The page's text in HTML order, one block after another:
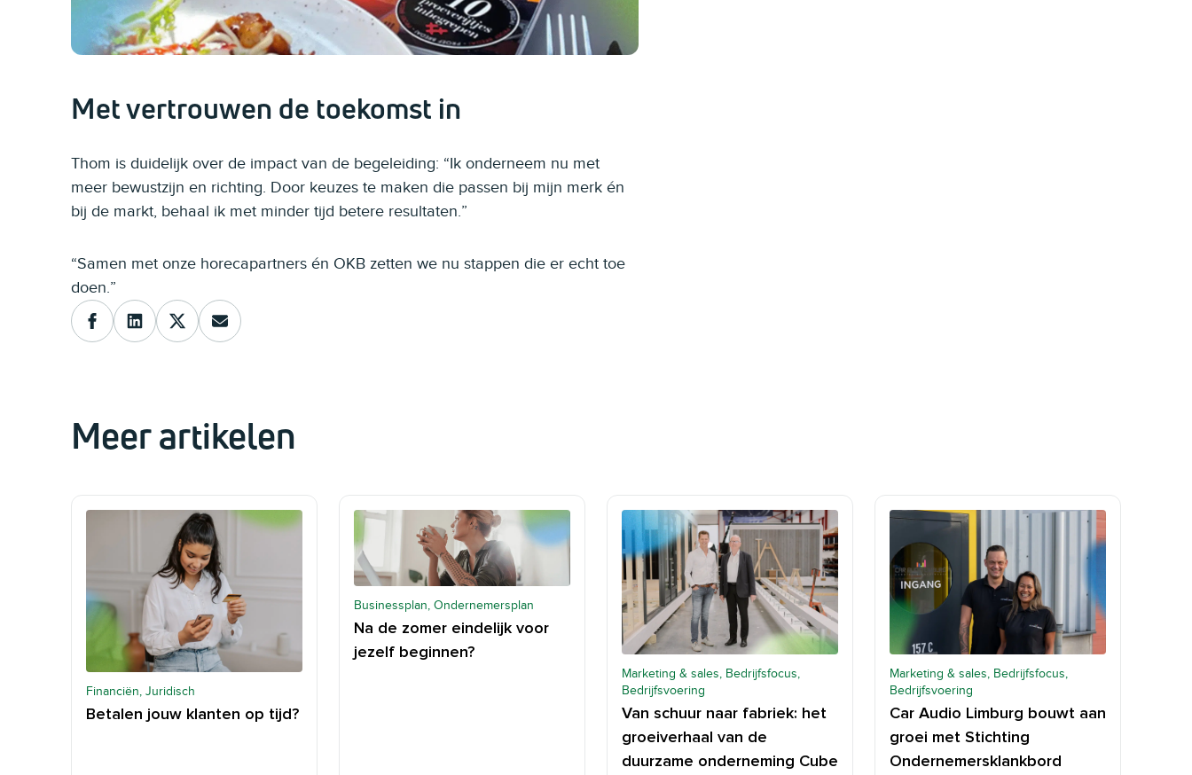
Met vertrouwen de toekomst in
Thom is duidelijk over de impact van de begeleiding: “Ik onderneem nu met
meer bewustzijn en richting. Door keuzes te maken die passen bij mijn merk én
bij de markt, behaal ik met minder tijd betere resultaten.”
“Samen met onze horecapartners én OKB zetten we nu stappen die er echt toe
doen.”
Meer artikelen
Financiën, Juridisch
Betalen jouw klanten op tijd?
Businessplan, Ondernemersplan
Na de zomer eindelijk voor
jezelf beginnen?
Marketing & sales, Bedrijfsfocus,
Bedrijfsvoering
Van schuur naar fabriek: het
groeiverhaal van de
duurzame onderneming Cube
Marketing & sales, Bedrijfsfocus,
Bedrijfsvoering
Car Audio Limburg bouwt aan
groei met Stichting
Ondernemersklankbord